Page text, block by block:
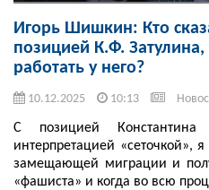
Игорь Шишкин: Кто
позицией К.Ф.
работать у него?
10.12.2025 10:13
С позицией
интерпретацией «сеточкой»,
замещающей миграции и
«фашиста» и когда во всю